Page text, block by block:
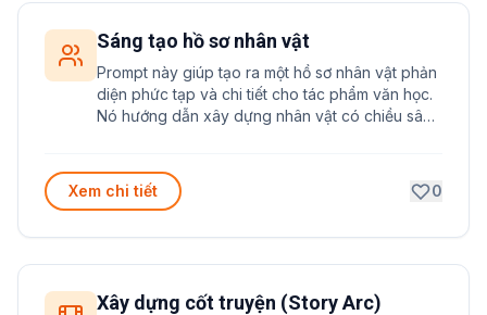
Sáng tạo hồ sơ nhân vật
Prompt này giúp tạo ra một hồ sơ nhân vật phản
diện phức tạp và chi tiết cho tác phẩm văn học.
Nó hướng dẫn xây dựng nhân vật có chiều sâu
Xem chi tiết 0
Xây dựng cốt truyện (Story Arc)